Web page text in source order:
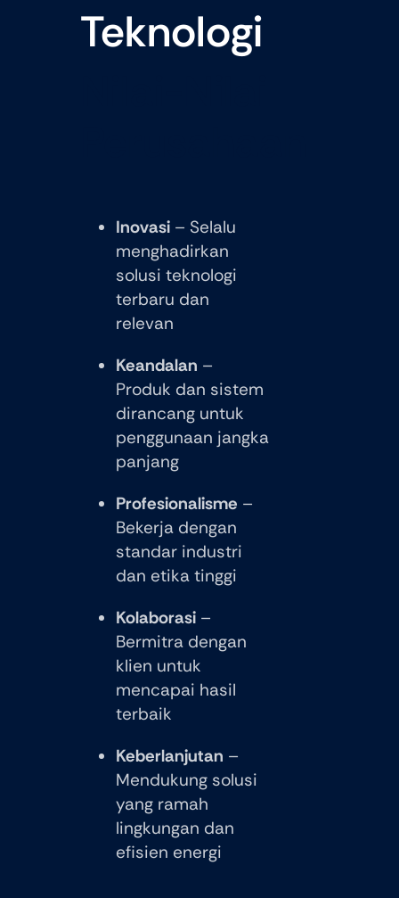
Teknologi
Inovasi– Selalu
menghadirkan
solusi teknologi
terbaru dan
relevan
Keandalan –
Produk dan sistem
dirancang untuk
penggunaan jangka
panjang
Profesionalisme –
Bekerja dengan
standar industri
dan etika tinggi
Kolaborasi–
Bermitra dengan
klien untuk
mencapai hasil
terbaik
Keberlanjutan –
Mendukung solusi
yang ramah
lingkungan dan
efisien energi